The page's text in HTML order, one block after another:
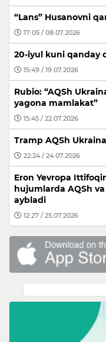
“Lans” Husanovni
17:05 / 08.07.2026
20-iyul kuni qanday
15:49 / 19.07.2026
Rubio: “AQSh
yagona mamlakat”
15:45 / 22.07.2026
Tramp AQSh
22:24 / 24.07.2026
Eron Yevropa
hujumlarda AQSh
aybladi
12:27 / 25.07.2026